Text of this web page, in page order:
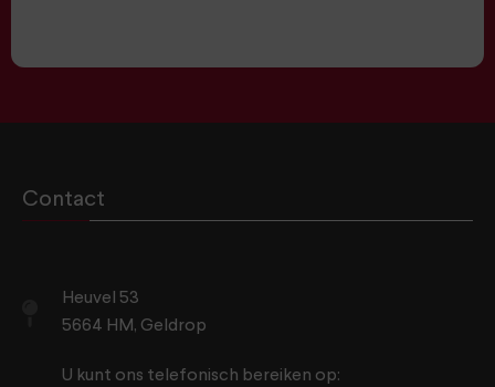
Contact
Heuvel 53
5664 HM, Geldrop
U kunt ons telefonisch bereiken op: